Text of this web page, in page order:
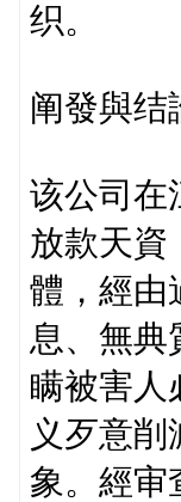
织。
阐發與结
该公司在
放款天資
體，經由
息、無典
瞒被害人
义歹意
象。經审